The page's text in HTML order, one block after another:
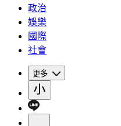
政治
娛樂
國際
社會
更多